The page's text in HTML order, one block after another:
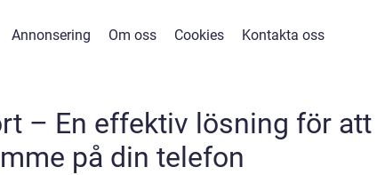
Annonsering Om oss Cookies Kontakta oss
– En effektiv lösning för att
på din telefon